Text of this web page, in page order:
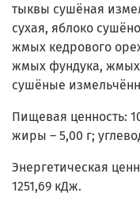
тыквы сушёная
сухая, яблоко
жмых кедрового
жмых фундука,
сушёные
Пищевая ценность:
жиры – 5,00 г;
Энергетическая
1251,69 кДж.